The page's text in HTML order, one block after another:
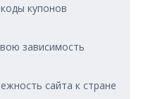
купонов
зависимость
сайта к стране